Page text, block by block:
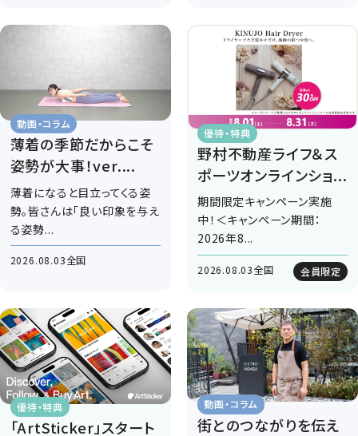
動画・コラム
薄着の季節だからこそ
姿勢が大事！ver....
薄着になると目立ってくる姿
勢。皆さんは「良い印象を与え
る姿勢...
2026.08.03全国
優待・特典
野村不動産ライフ＆ス
ポーツオンラインショ...
期間限定キャンペーン実施
中！＜キャンペーン期間：
2026年8...
2026.08.03全国 会員限定
優待・特典
「ArtSticker」スタート
動画・コラム
街とのつながりを伝え